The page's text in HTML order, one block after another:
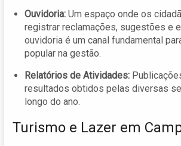
Ouvidoria: Um espaço onde os
registrar reclamações, sugestões e
ouvidoria é um canal fundamental
popular na gestão.
Relatórios de Atividades:
resultados obtidos pelas diversas
longo do ano.
Turismo e Lazer em